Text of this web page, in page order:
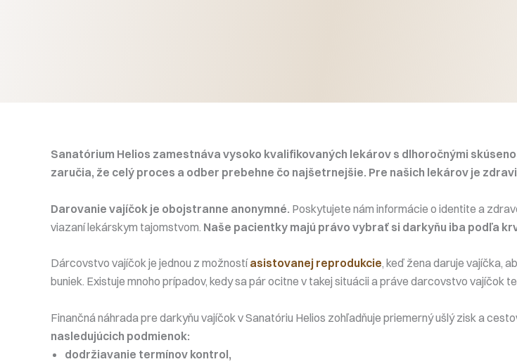
Sanatórium Helios zamestnáva vysoko kvalifikovaných lekárov s dlhoročnými
zaručia, že celý proces a odber prebehne čo najšetrnejšie. Pre našich lekárov je
Darovanie vajíčok je obojstranne anonymné. Poskytujete nám informácie o identite a
viazaní lekárskym tajomstvom. Naše pacientky majú právo vybrať si darkyňu iba podľa
Dárcovstvo vajíčok je jednou z možnostíasistovanej reprodukcie, keď žena daruje vajíčka,
buniek. Existuje mnoho prípadov, kedy sa pár ocitne v takej situácii a práve darcovstvo vajíčok
Finančná náhrada pre darkyňu vajíčok v Sanatóriu Helios zohľadňuje priemerný ušlý zisk a
nasledujúcich podmienok:
dodržiavanie termínov kontrol,